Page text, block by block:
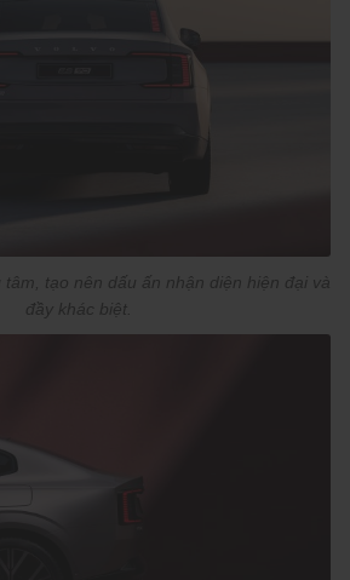
tâm, tạo nên dấu ấn nhận diện hiện đại và
đầy khác biệt.